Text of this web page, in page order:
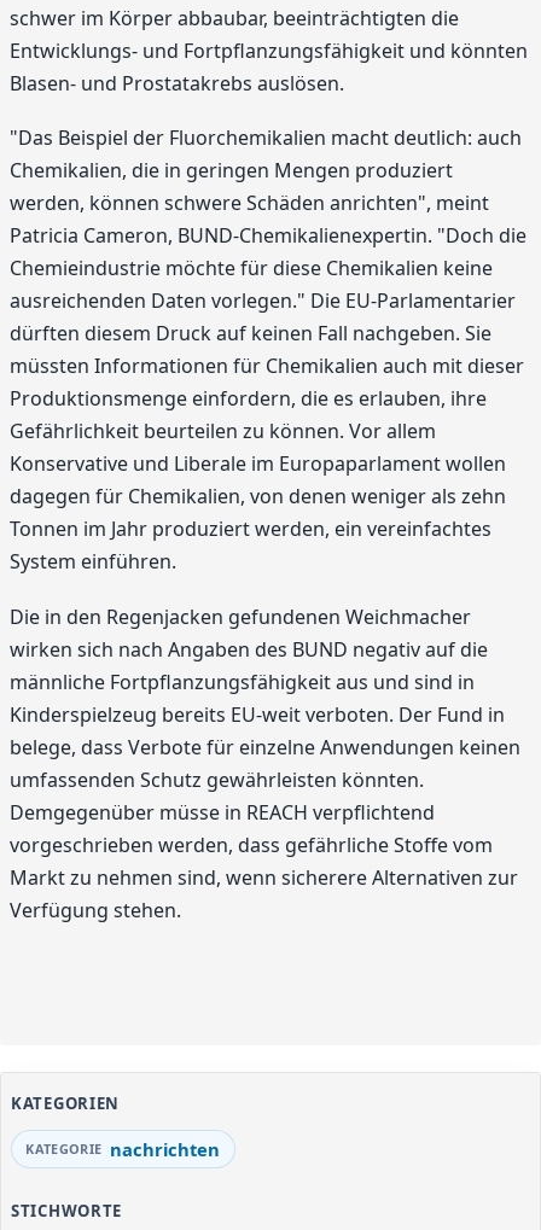
schwer im Körper abbaubar, beeinträchtigten die
Entwicklungs- und Fortpflanzungsfähigkeit und könnten
Blasen- und Prostatakrebs auslösen.
"Das Beispiel der Fluorchemikalien macht deutlich: auch
Chemikalien, die in geringen Mengen produziert
werden, können schwere Schäden anrichten", meint
Patricia Cameron, BUND-Chemikalienexpertin. "Doch die
Chemieindustrie möchte für diese Chemikalien keine
ausreichenden Daten vorlegen." Die EU-Parlamentarier
dürften diesem Druck auf keinen Fall nachgeben. Sie
müssten Informationen für Chemikalien auch mit dieser
Produktionsmenge einfordern, die es erlauben, ihre
Gefährlichkeit beurteilen zu können. Vor allem
Konservative und Liberale im Europaparlament wollen
dagegen für Chemikalien, von denen weniger als zehn
Tonnen im Jahr produziert werden, ein vereinfachtes
System einführen.
Die in den Regenjacken gefundenen Weichmacher
wirken sich nach Angaben des BUND negativ auf die
männliche Fortpflanzungsfähigkeit aus und sind in
Kinderspielzeug bereits EU-weit verboten. Der Fund in
belege, dass Verbote für einzelne Anwendungen keinen
umfassenden Schutz gewährleisten könnten.
Demgegenüber müsse in REACH verpflichtend
vorgeschrieben werden, dass gefährliche Stoffe vom
Markt zu nehmen sind, wenn sicherere Alternativen zur
Verfügung stehen.
KATEGORIEN
nachrichten
STICHWORTE